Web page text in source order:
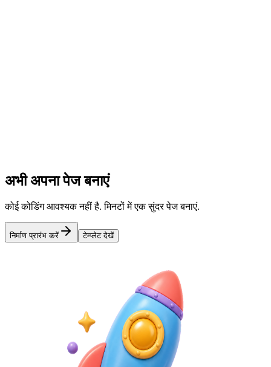
एक छोटा लिंक प्राप्त करें और हर जगह साझा करें
अभी अपना पेज बनाएं
कोई कोडिंग आवश्यक नहीं है. मिनटों में एक सुंदर पेज बनाएं.
निर्माण प्रारंभ करें टेम्प्लेट देखें